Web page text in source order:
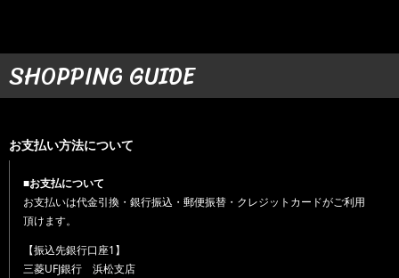
SHOPPING GUIDE
お支払い方法について
■お支払について
お支払いは代金引換・銀行振込・郵便振替・クレジットカードがご利用
頂けます。
【振込先銀行口座1】
三菱UFJ銀行 浜松支店